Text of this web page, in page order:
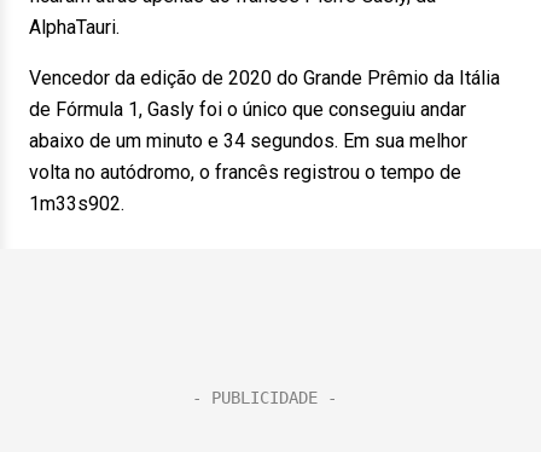
AlphaTauri.
Vencedor da edição de 2020 do Grande Prêmio da Itália
de Fórmula 1, Gasly foi o único que conseguiu andar
abaixo de um minuto e 34 segundos. Em sua melhor
volta no autódromo, o francês registrou o tempo de
1m33s902.